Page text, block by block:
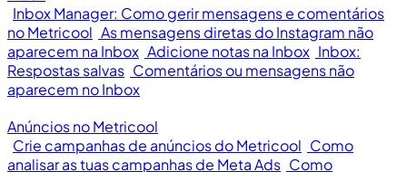
Inbox Manager: Como gerir mensagens e comentários
no Metricool As mensagens diretas do Instagram não
aparecem na Inbox Adicione notas na Inbox Inbox:
Respostas salvas Comentários ou mensagens não
aparecem no Inbox
Anúncios no Metricool
Crie campanhas de anúncios do Metricool Como
analisar as tuas campanhas de Meta Ads Como